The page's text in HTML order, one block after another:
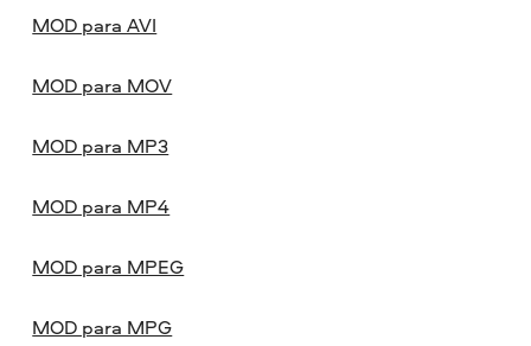
MOD para AVI
MOD para MOV
MOD para MP3
MOD para MP4
MOD para MPEG
MOD para MPG